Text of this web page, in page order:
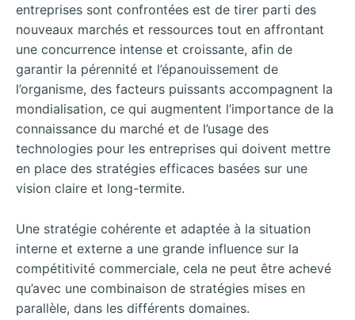
entreprises sont confrontées est de tirer parti des
nouveaux marchés et ressources tout en affrontant
une concurrence intense et croissante, afin de
garantir la pérennité et l’épanouissement de
l’organisme, des facteurs puissants accompagnent la
mondialisation, ce qui augmentent l’importance de la
connaissance du marché et de l’usage des
technologies pour les entreprises qui doivent mettre
en place des stratégies efficaces basées sur une
vision claire et long-termite.
Une stratégie cohérente et adaptée à la situation
interne et externe a une grande influence sur la
compétitivité commerciale, cela ne peut être achevé
qu’avec une combinaison de stratégies mises en
parallèle, dans les différents domaines.